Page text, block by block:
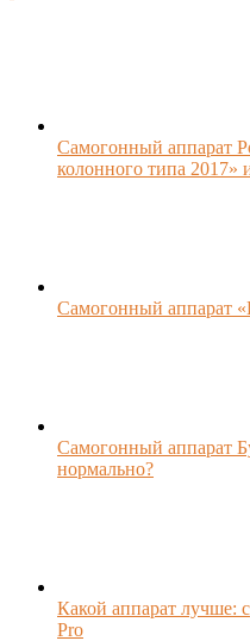
Самогонный аппарат
колонного типа 2017»
Самогонный аппарат
Самогонный аппарат
нормально?
Какой аппарат лучше:
Pro